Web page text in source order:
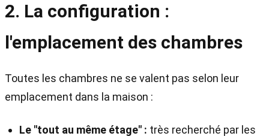
2. La configuration :
l'emplacement des chambres
Toutes les chambres ne se valent pas selon leur
emplacement dans la maison :
Le "tout au même étage" : très recherché par les